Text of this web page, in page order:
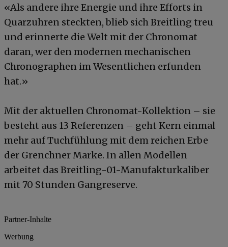
«Als andere ihre Energie und ihre Efforts in
Quarzuhren steckten, blieb sich Breitling treu
und erinnerte die Welt mit der Chronomat
daran, wer den modernen mechanischen
Chronographen im Wesentlichen erfunden
hat.»
Mit der aktuellen Chronomat-Kollektion – sie
besteht aus 13 Referenzen – geht Kern einmal
mehr auf Tuchfühlung mit dem reichen Erbe
der Grenchner Marke. In allen Modellen
arbeitet das Breitling-01-Manufakturkaliber
mit 70 Stunden Gangreserve.
Partner-Inhalte
Werbung